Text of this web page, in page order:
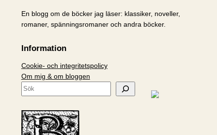
En blogg om de böcker jag läser: klassiker, noveller,
romaner, spänningsromaner och andra böcker.
Information
Cookie- och integritetspolicy
Om mig & om bloggen
S
k